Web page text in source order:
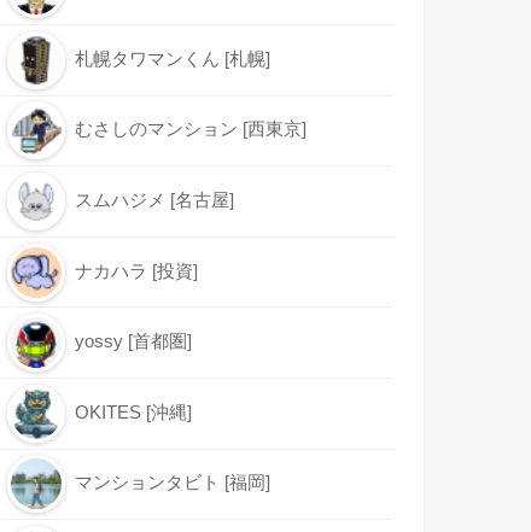
札幌タワマンくん [札幌]
むさしのマンション [西東京]
スムハジメ [名古屋]
ナカハラ [投資]
yossy [首都圏]
OKITES [沖縄]
マンションタビト [福岡]